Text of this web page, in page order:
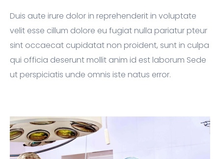
Duis aute irure dolor in reprehenderit in voluptate
velit esse cillum dolore eu fugiat nulla pariatur pteur
sint occaecat cupidatat non proident, sunt in culpa
qui officia deserunt mollit anim id est laborum Sede
ut perspiciatis unde omnis iste natus error.